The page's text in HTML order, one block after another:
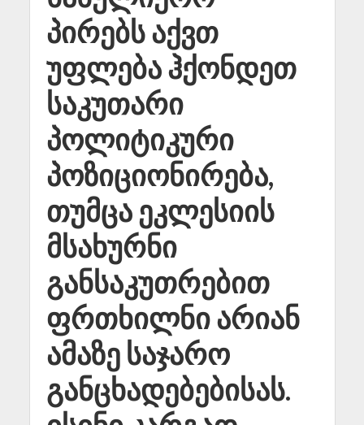
პირებს აქვთ
უფლება ჰქონდეთ
საკუთარი
პოლიტიკური
პოზიციონირება,
თუმცა ეკლესიის
მსახურნი
განსაკუთრებით
ფრთხილნი არიან
ამაზე საჯარო
განცხადებებისას.